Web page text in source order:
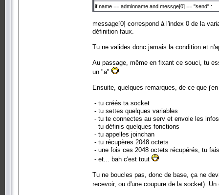
if name == adminname and messge[0] == "send" :
message[0] correspond à l'index 0 de la
définition faux.
Tu ne valides donc jamais la condition et
Au passage, même en fixant ce souci, tu
un "a"
Ensuite, quelques remarques, de ce que
- tu créés ta socket
- tu settes quelques variables
- tu te connectes au serv et envoie les
- tu définis quelques fonctions
- tu appelles joinchan
- tu récupères 2048 octets
- une fois ces 2048 octets récupérés, tu
- et... bah c'est tout
Tu ne boucles pas, donc de base, ça ne
recevoir, ou d'une coupure de la socket).